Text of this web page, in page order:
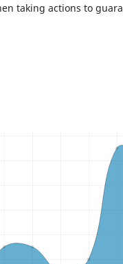
taking actions to